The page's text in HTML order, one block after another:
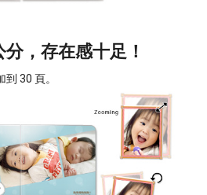
，存在感十足！
30 頁。